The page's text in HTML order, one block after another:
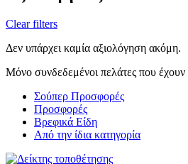
Clear filters
Δεν υπάρχει καμία αξιολόγηση ακόμη.
Μόνο συνδεδεμένοι πελάτες που
Σούπερ Προσφορές
Προσφορές
Βρεφικά Είδη
Από την ίδια κατηγορία